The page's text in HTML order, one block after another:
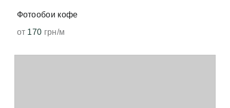
Фотообои кофе
от 170 грн/м